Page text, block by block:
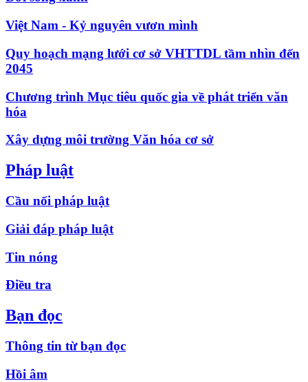
Việt Nam - Kỷ nguyên vươn mình
Quy hoạch mạng lưới cơ sở VHTTDL tầm nhìn đến
2045
Chương trình Mục tiêu quốc gia về phát triển văn
hóa
Xây dựng môi trường Văn hóa cơ sở
Pháp luật
Cầu nối pháp luật
Giải đáp pháp luật
Tin nóng
Điều tra
Bạn đọc
Thông tin từ bạn đọc
Hồi âm